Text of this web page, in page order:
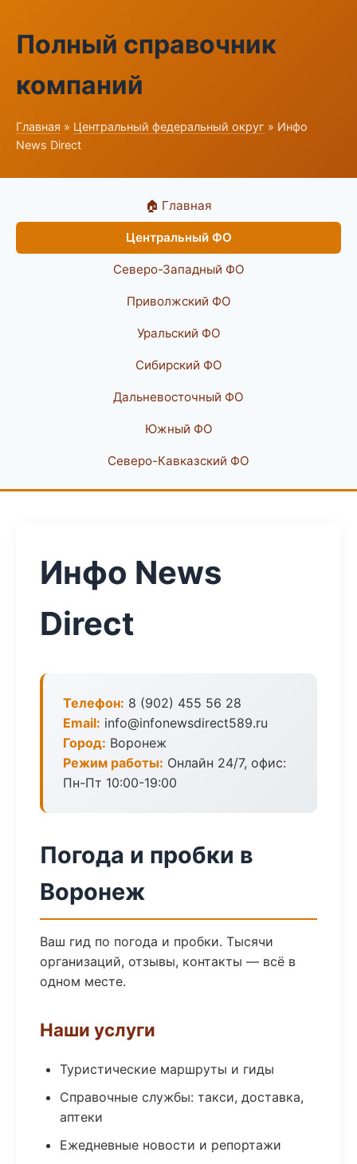
Полный справочник
компаний
Главная » Центральный федеральный округ » Инфо
News Direct
🏠 Главная
Центральный ФО
Северо-Западный ФО
Приволжский ФО
Уральский ФО
Сибирский ФО
Дальневосточный ФО
Южный ФО
Северо-Кавказский ФО
Инфо News
Direct
Телефон: 8 (902) 455 56 28
Email: info@infonewsdirect589.ru
Город: Воронеж
Режим работы: Онлайн 24/7, офис:
Пн-Пт 10:00-19:00
Погода и пробки в
Воронеж
Ваш гид по погода и пробки. Тысячи
организаций, отзывы, контакты — всё в
одном месте.
Наши услуги
Туристические маршруты и гиды
Справочные службы: такси, доставка,
аптеки
Ежедневные новости и репортажи